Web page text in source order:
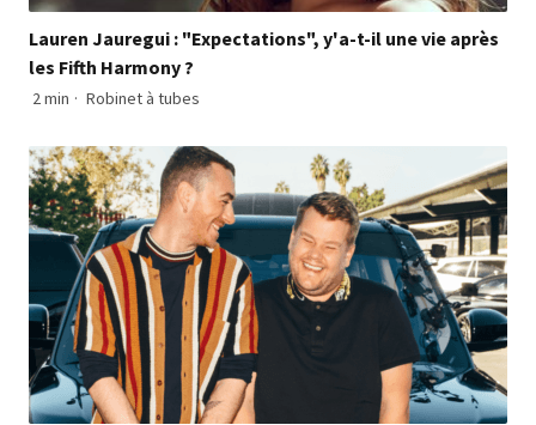
Lauren Jauregui : "Expectations", y'a-t-il une vie après
les Fifth Harmony ?
2 min · Robinet à tubes